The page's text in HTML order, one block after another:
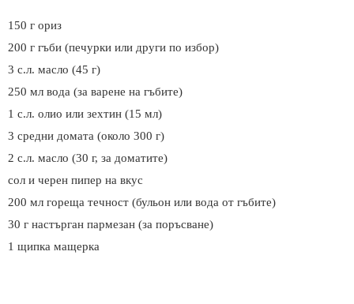
150 г ориз
200 г гъби (печурки или други по избор)
3 с.л. масло (45 г)
250 мл вода (за варене на гъбите)
1 с.л. олио или зехтин (15 мл)
3 средни домата (около 300 г)
2 с.л. масло (30 г, за доматите)
сол и черен пипер на вкус
200 мл гореща течност (бульон или вода от гъбите)
30 г настърган пармезан (за поръсване)
1 щипка мащерка